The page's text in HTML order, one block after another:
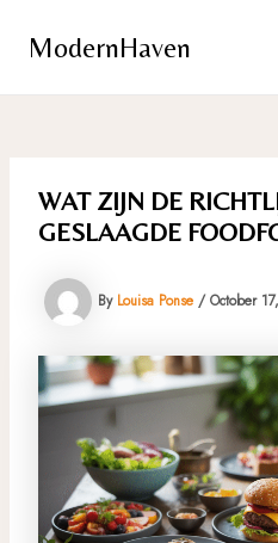
contentModernHaven
WAT ZIJN DE
GESLAAGDE
By Louisa Ponse /October